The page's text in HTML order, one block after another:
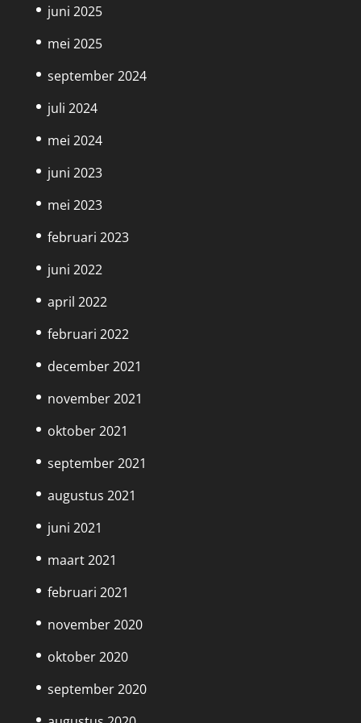
juni 2025
mei 2025
september 2024
juli 2024
mei 2024
juni 2023
mei 2023
februari 2023
juni 2022
april 2022
februari 2022
december 2021
november 2021
oktober 2021
september 2021
augustus 2021
juni 2021
maart 2021
februari 2021
november 2020
oktober 2020
september 2020